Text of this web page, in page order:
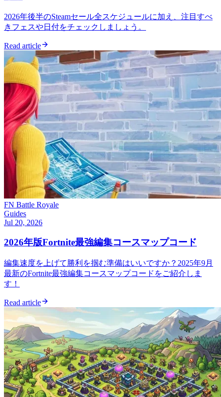
2026年後半のSteamセール全スケジュールに加え、注目すべ
きフェスや日付をチェックしましょう。
Read article
FN Battle Royale
Guides
Jul 20, 2026
2026年版Fortnite最強編集コースマップコード
編集速度を上げて勝利を掴む準備はいいですか？2025年9月
最新のFortnite最強編集コースマップコードをご紹介しま
す！
Read article